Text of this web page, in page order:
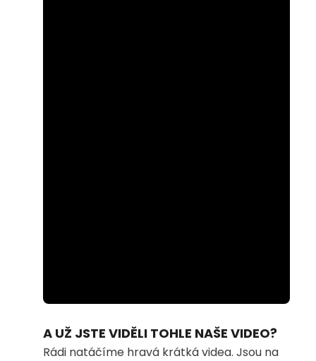
84.06%
A UŽ JSTE VIDĚLI TOHLE NAŠE VIDEO?
Rádi natáčíme hravá krátká videa. Jsou na